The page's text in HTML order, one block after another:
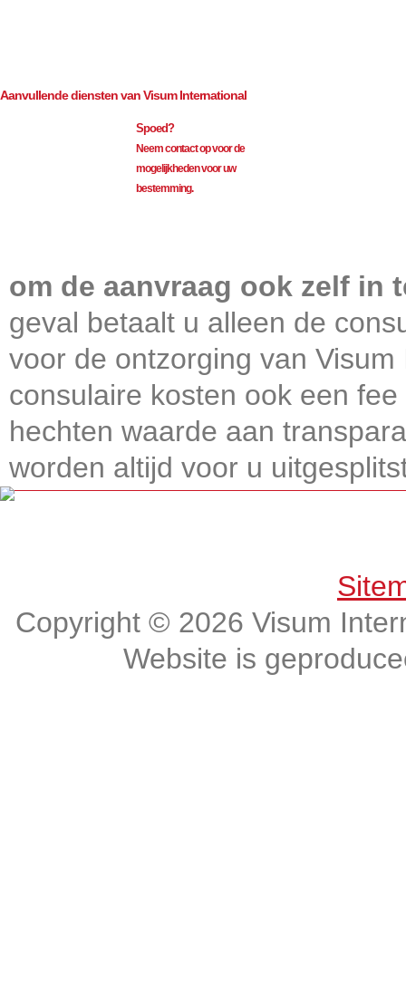
Aanvullende diensten van Visum International
Spoed?
Neem contact op voor de
mogelijkheden voor uw
bestemming.
om de aanvraag ook zelf in
geval betaalt u alleen de
voor de ontzorging van
consulaire kosten ook een
hechten waarde aan
worden altijd voor u
Copyright © 2026 Visum
Website is